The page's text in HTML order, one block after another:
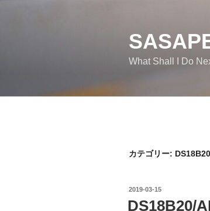
What Shall I Do
カテゴリー: DS18B20
投
日:
2019-03-15
DS18B20/